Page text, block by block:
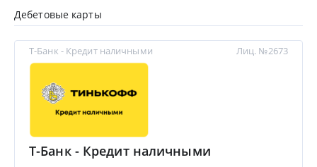
Дебетовые карты
Т-Банк - Кредит наличными
Т-Банк - Кредит наличными
Лиц. №2673